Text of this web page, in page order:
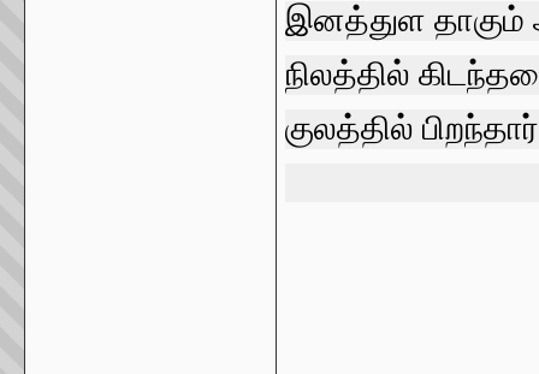
இனத்துள தாகும்
நிலத்தில்
குலத்தில்